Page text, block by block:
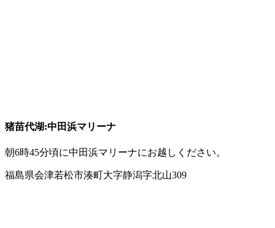
猪苗代湖:中田浜マリーナ
朝6時45分頃に中田浜マリーナにお越しください。
福島県会津若松市湊町大字静潟字北山309